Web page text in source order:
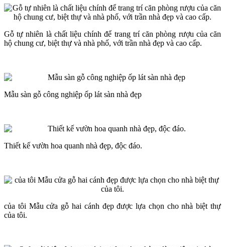
Gỗ tự nhiên là chất liệu chính để trang trí căn phòng rượu của căn
hộ chung cư, biệt thự và nhà phố, với trần nhà đẹp và cao cấp.
Mẫu sàn gỗ công nghiệp ốp lát sàn nhà đẹp
Thiết kế vườn hoa quanh nhà đẹp, độc đáo.
của tôi Mẫu cửa gỗ hai cánh đẹp được lựa chọn cho nhà biệt thự
của tôi.